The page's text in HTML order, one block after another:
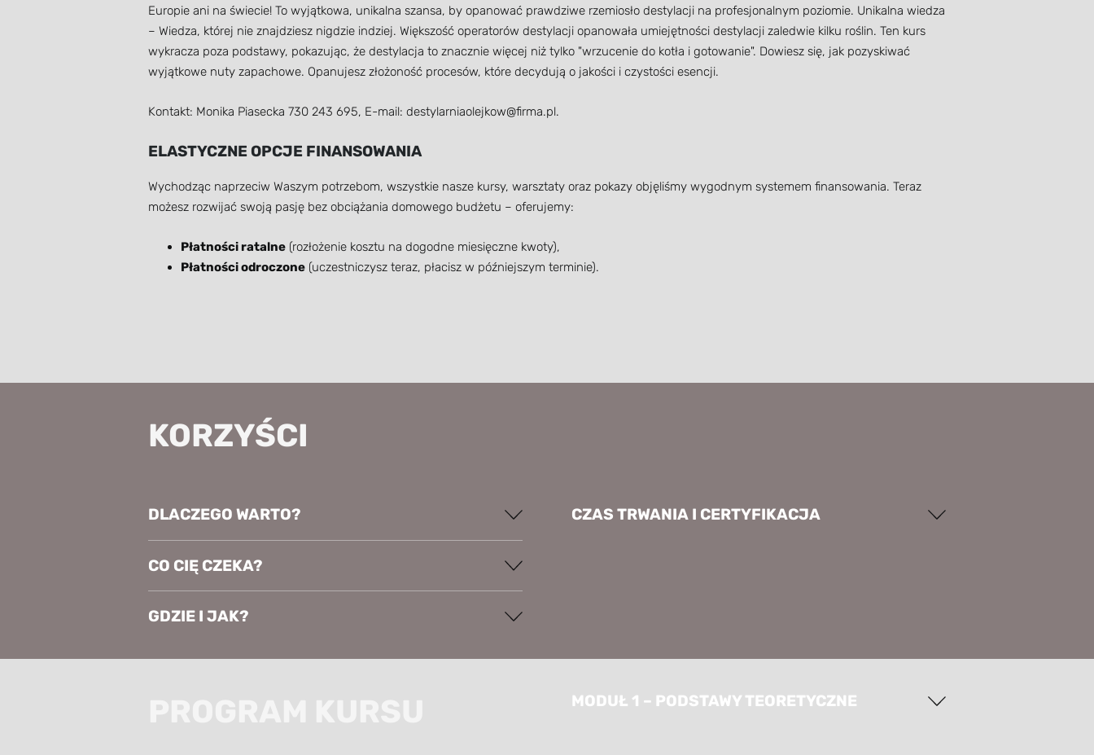
Europie ani na świecie! To wyjątkowa, unikalna szansa, by opanować prawdziwe rzemiosło destylacji na profesjonalnym poziomie. Unikalna wiedza
– Wiedza, której nie znajdziesz nigdzie indziej. Większość operatorów destylacji opanowała umiejętności destylacji zaledwie kilku roślin. Ten kurs
wykracza poza podstawy, pokazując, że destylacja to znacznie więcej niż tylko "wrzucenie do kotła i gotowanie". Dowiesz się, jak pozyskiwać
wyjątkowe nuty zapachowe. Opanujesz złożoność procesów, które decydują o jakości i czystości esencji.
Kontakt: Monika Piasecka 730 243 695, E-mail: destylarniaolejkow@firma.pl.
ELASTYCZNE OPCJE FINANSOWANIA
Wychodząc naprzeciw Waszym potrzebom, wszystkie nasze kursy, warsztaty oraz pokazy objęliśmy wygodnym systemem finansowania. Teraz
możesz rozwijać swoją pasję bez obciążania domowego budżetu – oferujemy:
Płatności ratalne (rozłożenie kosztu na dogodne miesięczne kwoty),
Płatności odroczone (uczestniczysz teraz, płacisz w późniejszym terminie).
KORZYŚCI
DLACZEGO WARTO?
CO CIĘ CZEKA?
GDZIE I JAK?
CZAS TRWANIA I CERTYFIKACJA
MODUŁ 1 – PODSTAWY TEORETYCZNE